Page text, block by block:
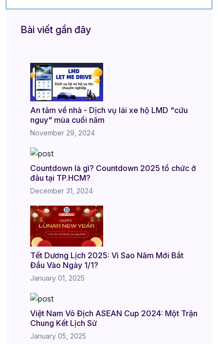
Bài viết gần đây
An tâm về nhà - Dịch vụ lái xe hộ LMD "cứu
nguy" mùa cuối năm
November 29, 2024
Countdown là gì? Countdown 2025 tổ chức ở
đâu tại TP.HCM?
December 31, 2024
Tết Dương Lịch 2025: Vì Sao Năm Mới Bắt
Đầu Vào Ngày 1/1?
January 01, 2025
Việt Nam Vô Địch ASEAN Cup 2024: Một Trận
Chung Kết Lịch Sử
January 05, 2025